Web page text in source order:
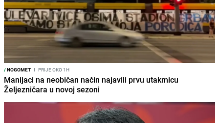
/NOGOMET I PRIJE OKO 1H
Manijaci na neobičan način najavili prvu utakmicu
Željezničara u novoj sezoni